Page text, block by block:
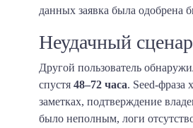
данных заявка была одобрена
Неудачный
Другой пользователь
спустя 48–72 часа. Seed-фраза
заметках, подтверждение
было неполным, логи